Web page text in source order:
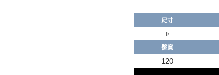
尺寸
F
臀寬
120